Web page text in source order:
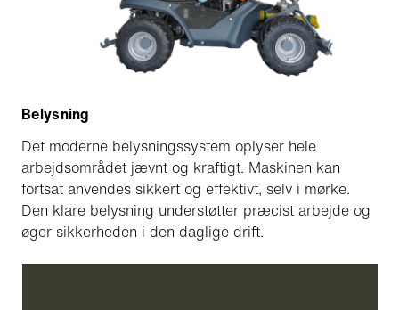
Belysning
Det moderne belysningssystem oplyser hele
arbejdsområdet jævnt og kraftigt. Maskinen kan
fortsat anvendes sikkert og effektivt, selv i mørke.
Den klare belysning understøtter præcist arbejde og
øger sikkerheden i den daglige drift.